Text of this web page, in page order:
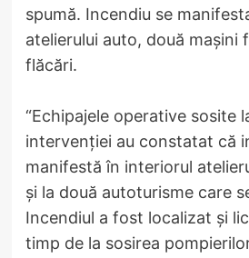
spumă. Incendiu se
atelierului auto, două mașini
flăcări.
“Echipajele operative sosite
intervenției au constatat că
manifestă în interiorul
și la două autoturisme care
Incendiul a fost localizat și
timp de la sosirea